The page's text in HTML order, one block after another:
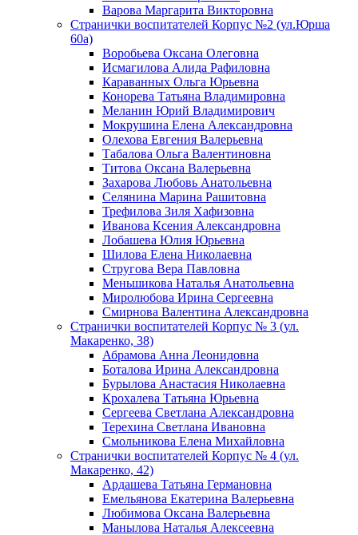
Варова Маргарита Викторовна
Странички воспитателей Корпус №2 (ул.Юрша
60а)
Воробьева Оксана Олеговна
Исмагилова Алида Рафиловна
Караванных Ольга Юрьевна
Конорева Татьяна Владимировна
Меланин Юрий Владимирович
Мокрушина Елена Александровна
Олехова Евгения Валерьевна
Табалова Ольга Валентиновна
Титова Оксана Валерьевна
Захарова Любовь Анатольевна
Селянина Марина Рашитовна
Трефилова Зиля Хафизовна
Иванова Ксения Александровна
Лобашева Юлия Юрьевна
Шилова Елена Николаевна
Стругова Вера Павловна
Меньшикова Наталья Анатольевна
Миролюбова Ирина Сергеевна
Смирнова Валентина Александровна
Странички воспитателей Корпус № 3 (ул.
Макаренко, 38)
Абрамова Анна Леонидовна
Боталова Ирина Александровна
Бурылова Анастасия Николаевна
Крохалева Татьяна Юрьевна
Сергеева Светлана Александровна
Терехина Светлана Ивановна
Смольникова Елена Михайловна
Странички воспитателей Корпус № 4 (ул.
Макаренко, 42)
Ардашева Татьяна Германовна
Емельянова Екатерина Валерьевна
Любимова Оксана Валерьевна
Манылова Наталья Алексеевна